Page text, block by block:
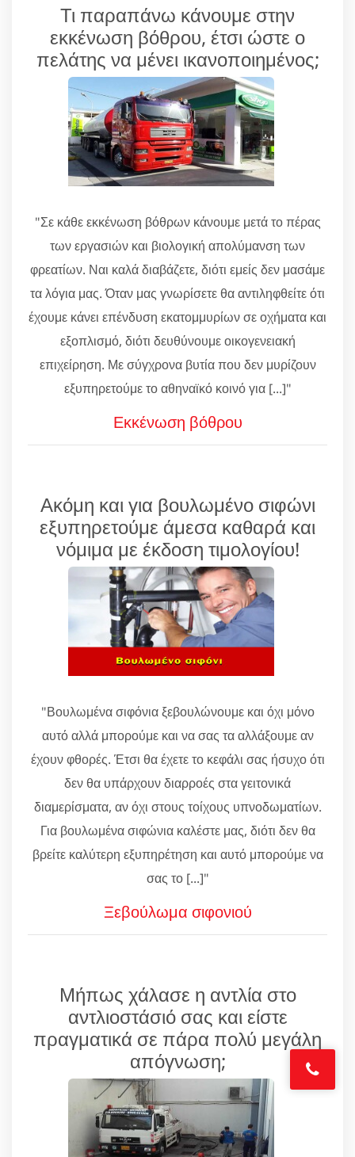
Τι παραπάνω κάνουμε στην
εκκένωση βόθρου, έτσι ώστε ο
πελάτης να μένει ικανοποιημένος;
"Σε κάθε εκκένωση βόθρων κάνουμε μετά το πέρας
των εργασιών και βιολογική απολύμανση των
φρεατίων. Ναι καλά διαβάζετε, διότι εμείς δεν μασάμε
τα λόγια μας. Όταν μας γνωρίσετε θα αντιληφθείτε ότι
έχουμε κάνει επένδυση εκατομμυρίων σε οχήματα και
εξοπλισμό, διότι δευθύνουμε οικογενειακή
επιχείρηση. Με σύγχρονα βυτία που δεν μυρίζουν
εξυπηρετούμε το αθηναϊκό κοινό για [...]"
Εκκένωση βόθρου
Ακόμη και για βουλωμένο σιφώνι
εξυπηρετούμε άμεσα καθαρά και
νόμιμα με έκδοση τιμολογίου!
"Βουλωμένα σιφόνια ξεβουλώνουμε και όχι μόνο
αυτό αλλά μπορούμε και να σας τα αλλάξουμε αν
έχουν φθορές. Έτσι θα έχετε το κεφάλι σας ήσυχο ότι
δεν θα υπάρχουν διαρροές στα γειτονικά
διαμερίσματα, αν όχι στους τοίχους υπνοδωματίων.
Για βουλωμένα σιφώνια καλέστε μας, διότι δεν θα
βρείτε καλύτερη εξυπηρέτηση και αυτό μπορούμε να
σας το [...]"
Ξεβούλωμα σιφονιού
Μήπως χάλασε η αντλία στο
αντλιοστάσιό σας και είστε
πραγματικά σε πάρα πολύ μεγάλη
απόγνωση;